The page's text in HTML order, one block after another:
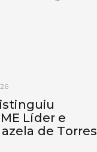
Líder e
de Torres